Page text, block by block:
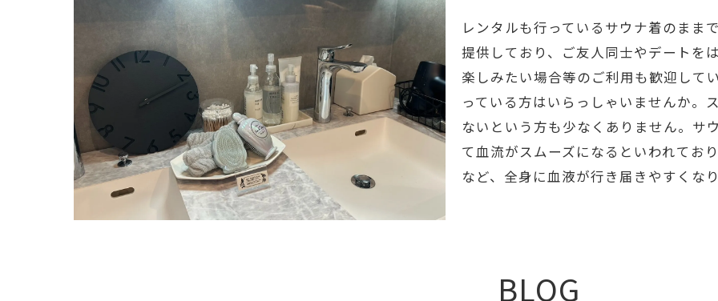
レンタルも行っているサウナ着のまま
提供しており、ご友人同士やデートを
楽しみたい場合等のご利用も歓迎して
っている方はいらっしゃいませんか。
ないという方も少なくありません。サ
て血流がスムーズになるといわれてお
など、全身に血液が行き届きやすくな
BLOG